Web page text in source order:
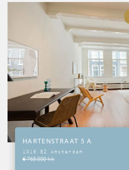
HARTENSTRAAT 5 A
1016 BZ Amsterdam
€ 765.000 k.k.